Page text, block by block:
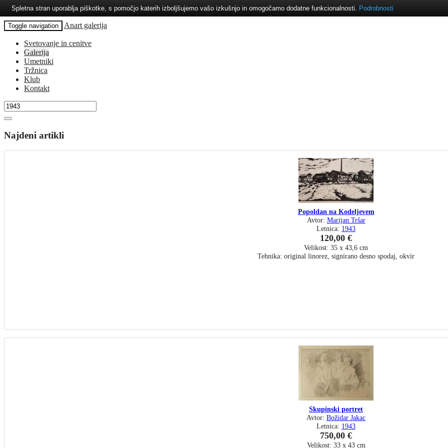
Toggle navigation Anart galerija
Svetovanje in cenitve
Galerija
Umetniki
Tržnica
Klub
Kontakt
Najdeni artikli
Popoldan na Kodeljevem
Avtor: Marijan Tršar
Letnica: 1943
120,00 €
Velikost: 35 x 43,6 cm
Tehnika: original linorez, signirano desno spodaj, okvir
Skupinski portret
Avtor: Božidar Jakac
Letnica: 1943
750,00 €
Velikost: 33 x 43 cm
Spletna stran uporablja piškotke, s pomočjo katerih izboljšujemo vašo izkušnjo in omogočamo dodatne funkcionalnosti. Podrobnosti